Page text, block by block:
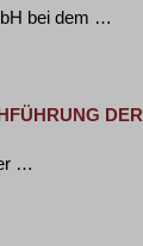
bei dem …
…